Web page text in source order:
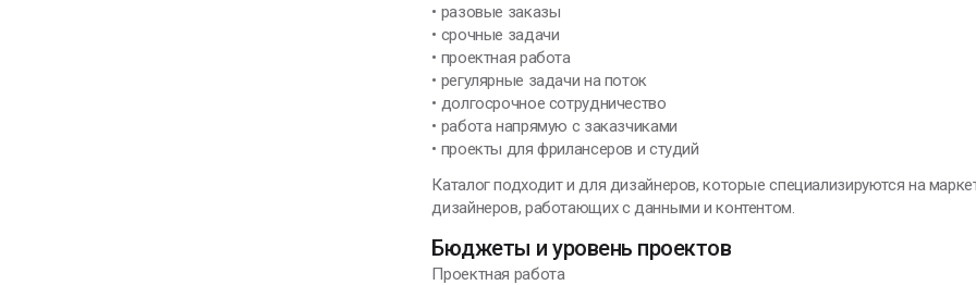
• разовые заказы
• срочные задачи
• проектная работа
• регулярные задачи на поток
• долгосрочное сотрудничество
• работа напрямую с заказчиками
• проекты для фрилансеров и студий
Каталог подходит и для дизайнеров, которые специализируются на
дизайнеров, работающих с данными и контентом.
Бюджеты и уровень проектов
Проектная работа